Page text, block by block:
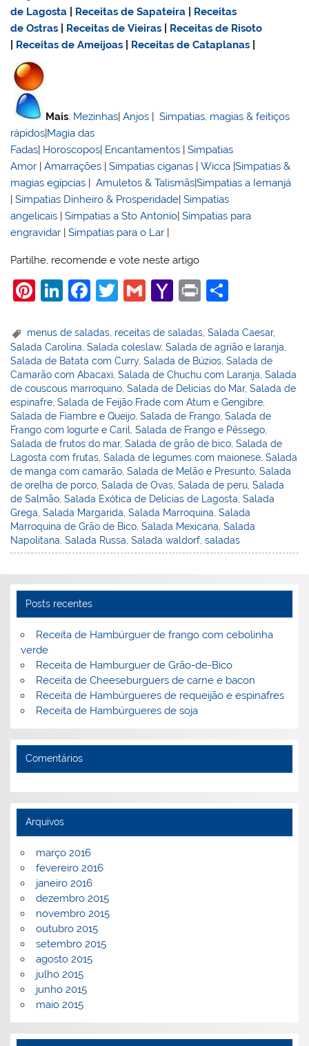
de Lagosta
Receitas de Sapateira
Receitas
de Ostras
Receitas de Vieiras
Receitas de Risoto
Receitas de Ameijoas Receitas de Cataplanas
Mais: Mezinhas|Anjos |Simpatias, magias & feitiços
rápidos|Magia das
Fadas| Horoscopos| Encantamentos |Simpatias
Amor |Amarrações |Simpatias ciganas |Wicca |Simpatias &
magias egípcias |Amuletos & Talismãs|Simpatias a Iemanjá
|Simpatias Dinheiro & Prosperidade|Simpatias
angelicais |Simpatias a Sto Antonio|Simpatias para
engravidar |Simpatias para o Lar |
Partilhe, recomende e vote neste artigo
Pi
er
e
st
Li
k
e
dI
n
F
c
e
b
o
o
k
T
itt
er
G
ai
l
Y
h
o
o
M
ai
l
Pr
t
ar
e
menus de saladas receitas de saladas ,Salada Caesar,
Salada Carolina,Salada coleslaw,Salada de agrião e laranja,
Salada de Batata com Curry,Salada de Búzios,Salada de
Camarão com Abacaxi,Salada de Chuchu com Laranja,Salada
de couscous marroquino,Salada de Delicias do Mar,Salada de
espinafre,Salada de Feijão Frade com Atum e Gengibre,
Salada de Fiambre e Queijo,Salada de Frango,Salada de
Frango com Iogurte e Caril,Salada de Frango e Pêssego,
Salada de frutos do mar,Salada de grão de bico,Salada de
Lagosta com frutas,Salada de legumes com maionese,Salada
de manga com camarão,Salada de Melão e Presunto,Salada
de orelha de porco,Salada de Ovas,Salada de peru,Salada
de Salmão,Salada Exótica de Delicias de Lagosta,Salada
Grega,Salada Margarida,Salada Marroquina,Salada
Marroquina de Grão de Bico,Salada Mexicana,Salada
Napolitana,Salada Russa,Salada waldorf,saladas
Posts recentes
Receita de Hambúrguer de frango com cebolinha
verde
Receita de Hamburguer de Grão-de-Bico
Receita de Cheeseburguers de carne e bacon
Receita de Hambúrgueres de requeijão e espinafres
Receita de Hambúrgueres de soja
Comentários
Arquivos
março 2016
fevereiro 2016
janeiro 2016
dezembro 2015
novembro 2015
outubro 2015
setembro 2015
agosto 2015
julho 2015
junho 2015
maio 2015